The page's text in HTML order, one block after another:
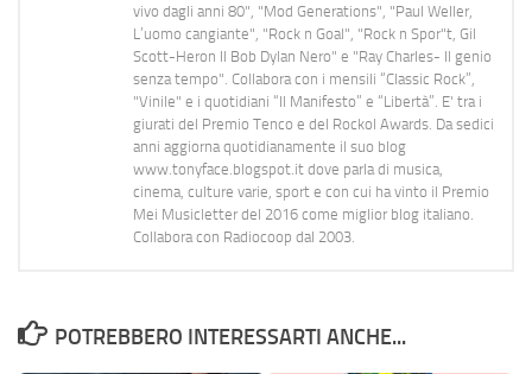
vivo dagli anni 80", "Mod Generations", "Paul Weller,
L’uomo cangiante", "Rock n Goal", "Rock n Spor"t, Gil
Scott-Heron Il Bob Dylan Nero" e "Ray Charles- Il genio
senza tempo". Collabora con i mensili “Classic Rock”,
"Vinile" e i quotidiani “Il Manifesto” e “Libertà”. E' tra i
giurati del Premio Tenco e del Rockol Awards. Da sedici
anni aggiorna quotidianamente il suo blog
www.tonyface.blogspot.it dove parla di musica,
cinema, culture varie, sport e con cui ha vinto il Premio
Mei Musicletter del 2016 come miglior blog italiano.
Collabora con Radiocoop dal 2003.
POTREBBERO INTERESSARTI ANCHE...